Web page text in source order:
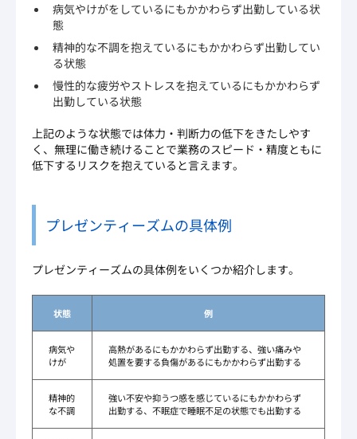
病気やけがをしているにもかかわらず出勤している状
態
精神的な不調を抱えているにもかかわらず出勤してい
る状態
慢性的な疲労やストレスを抱えているにもかかわらず
出勤している状態
上記のような状態では体力・判断力の低下をきたしやす
く、無理に働き続けることで業務のスピード・精度ともに
低下するリスクを抱えていると言えます。
プレゼンティーズムの具体例
プレゼンティーズムの具体例をいくつか紹介します。
状態 例
病気や
けが
高熱があるにもかかわらず出勤する、強い痛みや
処置を要する負傷があるにもかかわらず出勤する
精神的
な不調
強い不安や抑うつ感を感じているにもかかわらず
出勤する、不眠症で睡眠不足の状態でも出勤する